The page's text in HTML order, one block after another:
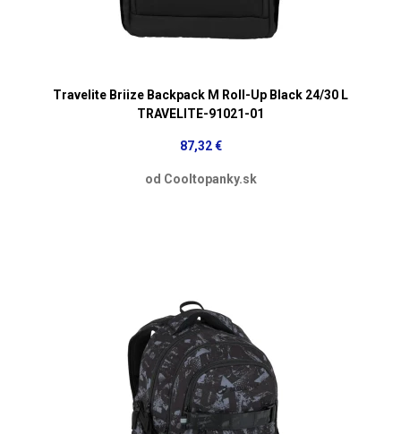
Travelite Briize Backpack M Roll-Up Black 24/30 L
TRAVELITE-91021-01
87,32 €
od Cooltopanky.sk